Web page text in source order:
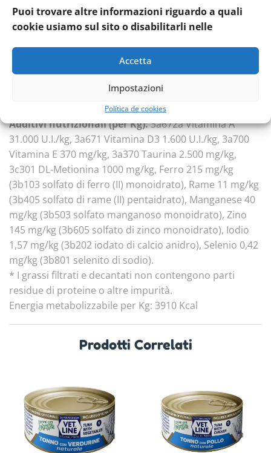
Puoi trovare altre informazioni riguardo a quali
cookie usiamo sul sito o disabilitarli nelle
Accetta
Impostazioni
Política de cookies
fruttoligosaccaridi (FOS), cloruro di potassio, yucca
schidigera 0,1%.
Componenti analitici:Proteina grezza 34,0%, Grassi
grezzi 15%, Fibre grezze 2,0%, Ceneri grezze 7,2%,
Calcio 1,2%, Fosforo 1%, Magnesio 0,1%, Sodio 0,5%,
Potassio 0,6%, Umidità 9%, Omega 3 0,5%, Omega 6
Additivi nutrizionali (per Kg):3a672a Vitamina A
31.000 U.I./kg, 3a671 Vitamina D3 1.600 U.I./kg, 3a700
Vitamina E 370 mg/kg, 3a370 Taurina 2.500 mg/kg,
3c301 DL-Metionina 1000 mg/kg, Ferro 215 mg/kg
(3b103 solfato di ferro (II) monoidrato), Rame 11 mg/kg
(3b405 solfato di rame (II) pentaidrato), Manganese 40
mg/kg (3b503 solfato manganoso monoidrato), Zino
145 mg/kg (3b605 solfato di zinco monoidrato), Iodio
1,57 mg/kg (3b202 iodato di calcio anidro), Selenio 0,42
mg/kg (3b801 selenito di sodio).
* I grassi filtrati e decantati non contengono parti
residue di proteine o altre impurità.
Energia metabolizzabile per Kg: 3910 Kcal
Prodotti Correlati